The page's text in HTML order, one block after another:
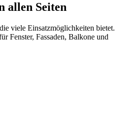
allen Seiten
viele Einsatzmöglichkeiten bietet.
Fenster, Fassaden, Balkone und